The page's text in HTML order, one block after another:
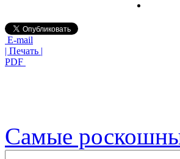
E-mail
| Печать |
PDF
Самые